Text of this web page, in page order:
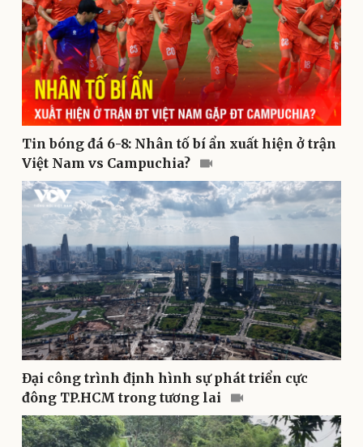
Pháp luật
Vụ án
Tin nóng
Tư vấn luật
Quân sự - Quốc phòng
Vũ khí
Việt Nam
Phân tích
Thể thao
Bóng đá
Lịch thi đấu bóng đá
Thế giới thể thao
Ô tô - Xe máy
Ô tô
Xe máy
Tư vấn
Tin bóng đá 6-8: Nhân tố bí ẩn xuất hiện ở trận
Việt Nam vs Campuchia?
Đại công trình định hình sự phát triển cực
đông TP.HCM trong tương lai